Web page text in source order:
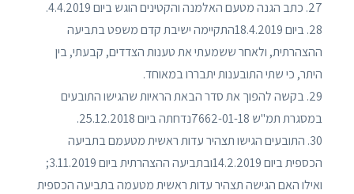
27. כתב הגנה מטעם האלמנה והקטינים הוגש ביום 4.4.2019.
28. ביום 18.4.2019התקיימה ישיבת קדם משפט בתביעה
ההצהרתית, ולאחר ששמעתי את טענות הצדדים, קבעתי, בין
היתר, כי שתי התובענות יתבררו במאוחד.
29. בקשה להפוך את סדר הבאת הראיות שהגישו התובעים
במסגרת תמ"ש 7662-01-18נדחתה ביום 25.12.2018.
30. התובעים הגישו תצהיר עדות ראשית מטעמם בתביעה
הכספית ביום 14.2.2019ובתביעה ההצהרתית ביום 3.11.2019;
ואילו האם הגישה תצהיר עדות ראשית מטעמה בתביעה הכספית